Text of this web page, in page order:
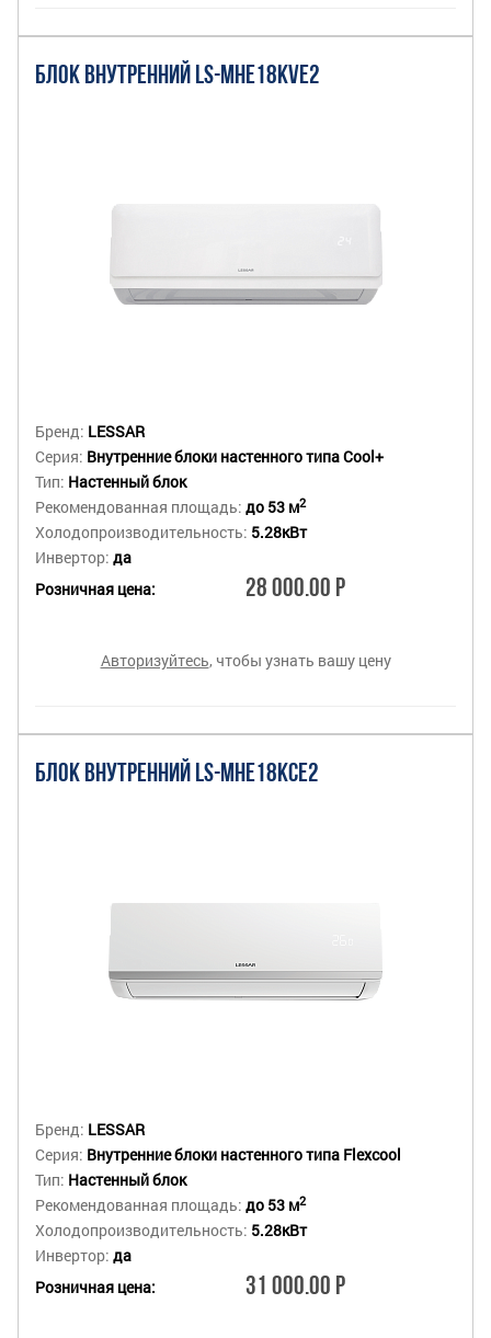
БЛОК ВНУТРЕННИЙ LS-MHE18KVE2
Бренд: LESSAR
Серия: Внутренние блоки настенного типа Cool+
Тип: Настенный блок
Рекомендованная площадь: до 53 м2
Холодопроизводительность: 5.28кВт
Инвертор: да
Розничная цена:
28 000.00 Р
Авторизуйтесь, чтобы узнать вашу цену
БЛОК ВНУТРЕННИЙ LS-MHE18KCE2
Бренд: LESSAR
Серия: Внутренние блоки настенного типа Flexcool
Тип: Настенный блок
Рекомендованная площадь: до 53 м2
Холодопроизводительность: 5.28кВт
Инвертор: да
Розничная цена:
31 000.00 Р